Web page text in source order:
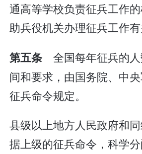
通高等学校负责征兵工作
助兵役机关办理征兵工作有
第五条 全国每年征兵的
间和要求，由国务院、中
征兵命令规定。
县级以上地方人民政府和
据上级的征兵命令，科学分